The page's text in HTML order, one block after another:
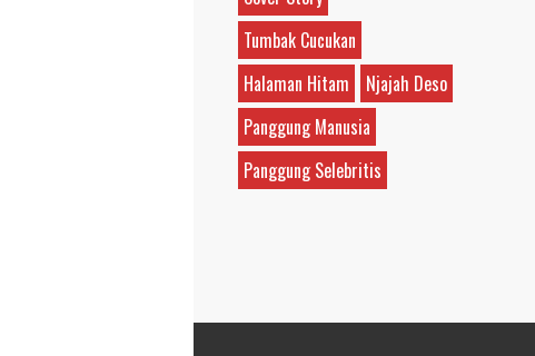
Tumbak Cucukan
Halaman Hitam
Njajah Deso
Panggung Manusia
Panggung Selebritis